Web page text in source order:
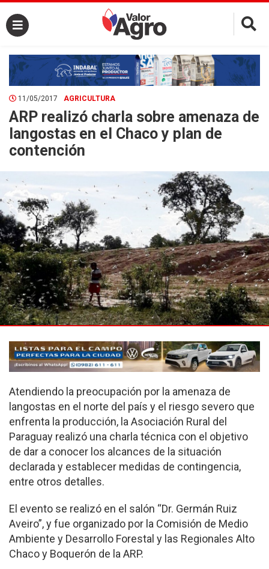
×
11/05/2017 AGRICULTURA
ARP realizó charla sobre amenaza de
langostas en el Chaco y plan de
contención
Atendiendo la preocupación por la amenaza de
langostas en el norte del país y el riesgo severo que
enfrenta la producción, la Asociación Rural del
Paraguay realizó una charla técnica con el objetivo
de dar a conocer los alcances de la situación
declarada y establecer medidas de contingencia,
entre otros detalles.
El evento se realizó en el salón “Dr. Germán Ruiz
Aveiro”, y fue organizado por la Comisión de Medio
Ambiente y Desarrollo Forestal y las Regionales Alto
Chaco y Boquerón de la ARP.